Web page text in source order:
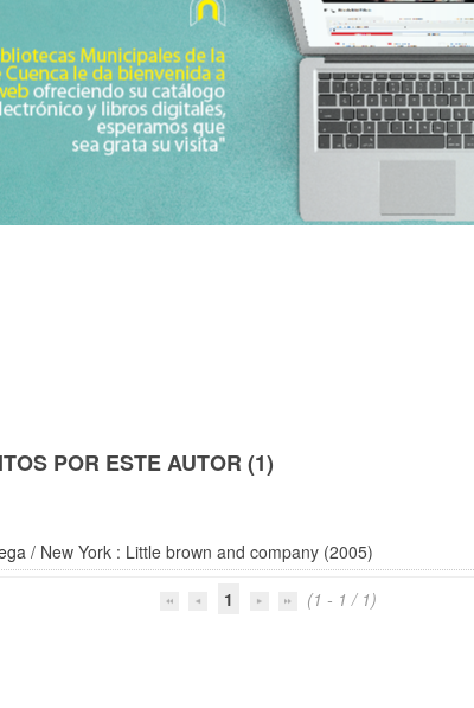
POR ESTE AUTOR (1)
/ New York : Little brown and company (2005)
1
(1 - 1 / 1)